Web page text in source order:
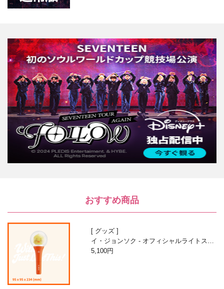
おすすめ商品
グッズ
イ・ジョンソク - オフィシャルライトステ
ィック
5,100円